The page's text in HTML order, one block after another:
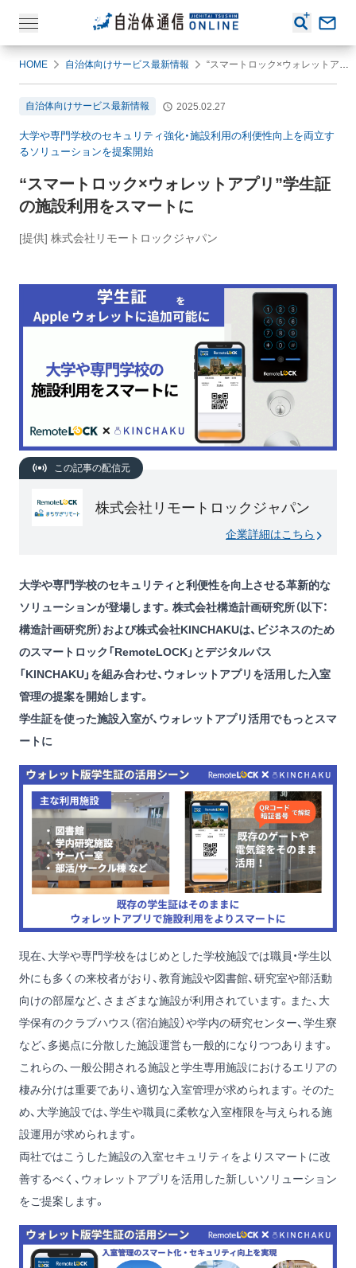
HOME 自治体向けサービス最新情報 “スマートロック×ウォレットアプリ”学生証の施設利用をスマートに
自治体向けサービス最新情報 2025.02.27
大学や専門学校のセキュリティ強化・施設利用の利便性向上を両立す
るソリューションを提案開始
“スマートロック×ウォレットアプリ”学生証
の施設利用をスマートに
[提供] 株式会社リモートロックジャパン
この記事の配信元
株式会社リモートロックジャパン
企業詳細はこちら
大学や専門学校のセキュリティと利便性を向上させる革新的な
ソリューションが登場します。株式会社構造計画研究所（以下：
構造計画研究所）および株式会社KINCHAKUは、ビジネスのため
のスマートロック「RemoteLOCK」とデジタルパス
「KINCHAKU」を組み合わせ、ウォレットアプリを活用した入室
管理の提案を開始します。
学生証を使った施設入室が、ウォレットアプリ活用でもっとスマ
ートに
現在、大学や専門学校をはじめとした学校施設では職員・学生以
外にも多くの来校者がおり、教育施設や図書館、研究室や部活動
向けの部屋など、さまざまな施設が利用されています。また、大
学保有のクラブハウス（宿泊施設）や学内の研究センター、学生寮
など、多拠点に分散した施設運営も一般的になりつつあります。
これらの、一般公開される施設と学生専用施設におけるエリアの
棲み分けは重要であり、適切な入室管理が求められます。そのた
め、大学施設では、学生や職員に柔軟な入室権限を与えられる施
設運用が求められます。
両社ではこうした施設の入室セキュリティをよりスマートに改
善するべく、ウォレットアプリを活用した新しいソリューション
をご提案します。